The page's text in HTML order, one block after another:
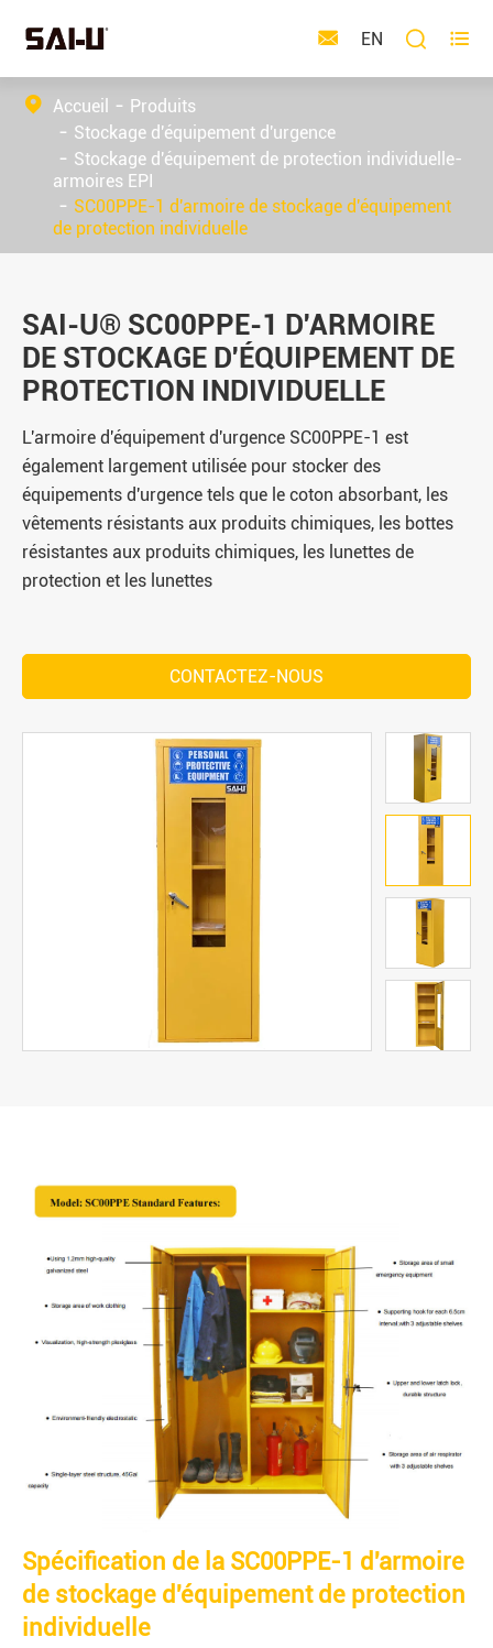
 EN  
Accueil
Produits
Stockage d'équipement d'urgence
Stockage d'équipement de protection individuelle-
armoires EPI
SC00PPE-1 d'armoire de stockage d'équipement
de protection individuelle
SAI-U® SC00PPE-1 D'ARMOIRE
DE STOCKAGE D'ÉQUIPEMENT DE
PROTECTION INDIVIDUELLE
L'armoire d'équipement d'urgence SC00PPE-1 est
également largement utilisée pour stocker des
équipements d'urgence tels que le coton absorbant, les
vêtements résistants aux produits chimiques, les bottes
résistantes aux produits chimiques, les lunettes de
protection et les lunettes
CONTACTEZ-NOUS
Spécification de la SC00PPE-1 d'armoire
de stockage d'équipement de protection
individuelle